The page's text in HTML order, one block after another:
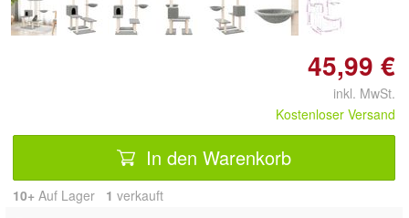
45,99 €
inkl. MwSt.
Kostenloser Versand
In den Warenkorb
10+ Auf Lager 1 verkauft